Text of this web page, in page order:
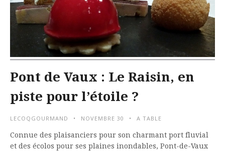
Pont de Vaux : Le Raisin, en
piste pour l’étoile ?
LECOQGOURMAND NOVEMBRE 30 A TABLE
Connue des plaisanciers pour son charmant port fluvial
et des écolos pour ses plaines inondables, Pont-de-Vaux